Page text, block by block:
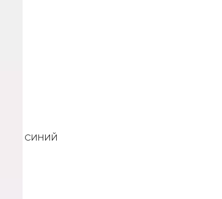
СИНИЙ